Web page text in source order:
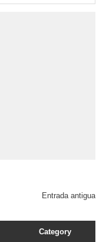
Entrada antigua
Category